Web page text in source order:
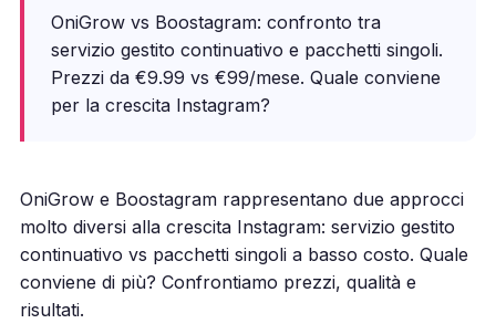
OniGrow vs Boostagram: confronto tra
servizio gestito continuativo e pacchetti singoli.
Prezzi da €9.99 vs €99/mese. Quale conviene
per la crescita Instagram?
OniGrow e Boostagram rappresentano due approcci
molto diversi alla crescita Instagram: servizio gestito
continuativo vs pacchetti singoli a basso costo. Quale
conviene di più? Confrontiamo prezzi, qualità e
risultati.